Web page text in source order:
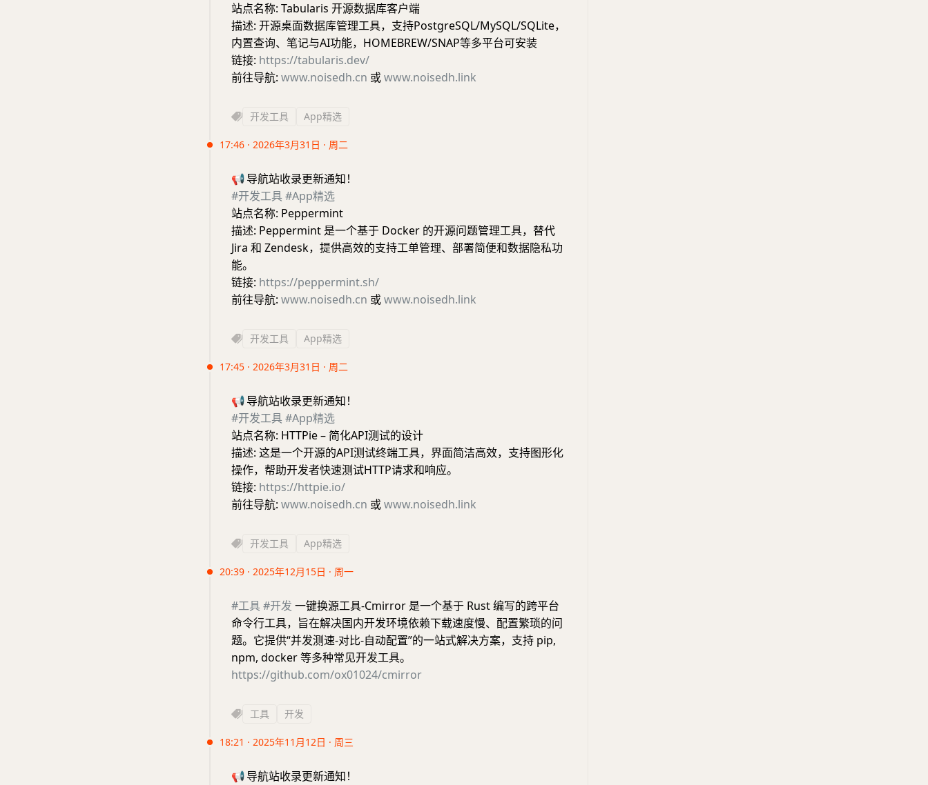
站点名称: Tabularis 开源数据库客户端
描述: 开源桌面数据库管理工具，支持PostgreSQL/MySQL/SQLite，
内置查询、笔记与AI功能，HOMEBREW/SNAP等多平台可安装
链接: https://tabularis.dev/
前往导航: www.noisedh.cn 或www.noisedh.link
开发工具 App精选
17:46 · 2026年3月31日 · 周二
📢导航站收录更新通知！
#开发工具#App精选
站点名称: Peppermint
描述: Peppermint 是一个基于 Docker 的开源问题管理工具，替代
Jira 和 Zendesk，提供高效的支持工单管理、部署简便和数据隐私功
能。
链接: https://peppermint.sh/
前往导航: www.noisedh.cn 或www.noisedh.link
开发工具 App精选
17:45 · 2026年3月31日 · 周二
📢导航站收录更新通知！
#开发工具#App精选
站点名称: HTTPie – 简化API测试的设计
描述: 这是一个开源的API测试终端工具，界面简洁高效，支持图形化
操作，帮助开发者快速测试HTTP请求和响应。
链接: https://httpie.io/
前往导航: www.noisedh.cn 或www.noisedh.link
开发工具 App精选
20:39 · 2025年12月15日 · 周一
#工具#开发 一键换源工具-Cmirror 是一个基于 Rust 编写的跨平台
命令行工具，旨在解决国内开发环境依赖下载速度慢、配置繁琐的问
题。它提供“并发测速-对比-自动配置”的一站式解决方案，支持 pip,
npm, docker 等多种常见开发工具。
https://github.com/ox01024/cmirror
工具 开发
18:21 · 2025年11月12日 · 周三
📢导航站收录更新通知！